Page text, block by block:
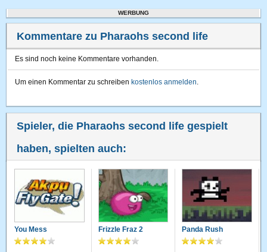
WERBUNG
Kommentare zu Pharaohs second life
Es sind noch keine Kommentare vorhanden.
Um einen Kommentar zu schreiben kostenlos anmelden.
Spieler, die Pharaohs second life gespielt
haben, spielten auch:
You Mess Frizzle Fraz 2 Panda Rush